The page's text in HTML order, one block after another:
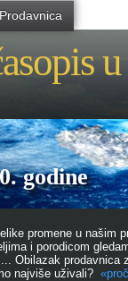
Prodavnica
godine
promene u našim
i porodicom
Obilazak prodavnica
najviše uživali?